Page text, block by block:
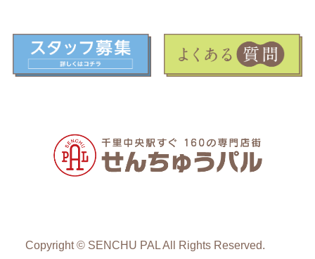
Copyright © SENCHU PAL All Rights Reserved.